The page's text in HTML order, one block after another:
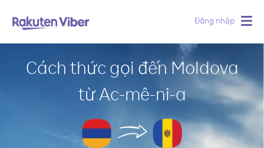
Đăng nhập
Cách thức gọi đến Moldova
từ Ac-mê-ni-a